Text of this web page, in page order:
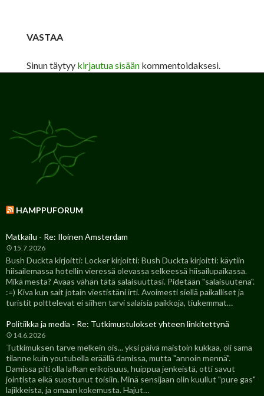
VASTAA
Sinun täytyy kirjautua sisäänkommentoidaksesi.
HAMPPUFORUM
Matkailu - Re: Iloinen Amsterdam
15.7.2026
Bush Duckta kirjoitti: Locker kirjoitti: Bush Duckta kirjoitti: käytiin
hiisailemassa hotellin vieressä olevassa selkeessä hiisailupaikassa.
Mikä mesta? Avaas vähän tätä salaisuuttasi. Pidetään "salaisuutena".
:=) Kiva kun sait jotain viestistäni irti. Avoimesti siellä paikalliset ja
turistit polttelevat ei siihen tarvi salaisia paikkoja, tiukemmat…
Politiikka ja media - Re: Tutkimustulokset yhteen linkitettynä
14.6.2026
Tutkimuksen tarve melkein ois... yksi päivä maistoin kukkaa, oli sama
tilanne kuin youtubella eräällä damissa, mutta "annoin mennä".
Damissa piti olla lafkan erikoisuus, huippua jenkeistä, otti savut
jointista eikä suostunut toisiin. Minä sensijaan olin kuullut "pure gas"
lajikkeista, ja omaan kokemusta. Hajut…